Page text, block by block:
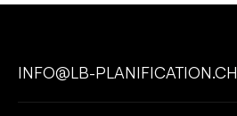
INFO@LB-PLANIFICATION.CH